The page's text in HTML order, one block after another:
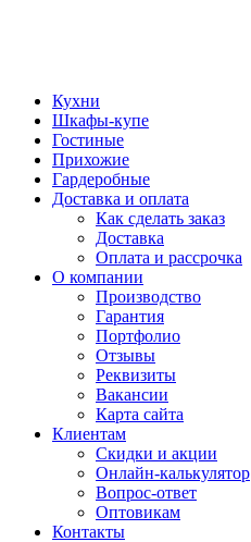
Кухни
Шкафы-купе
Гостиные
Прихожие
Гардеробные
Доставка и оплата
Как сделать заказ
Доставка
Оплата и рассрочка
О компании
Производство
Гарантия
Портфолио
Отзывы
Реквизиты
Вакансии
Карта сайта
Клиентам
Скидки и акции
Онлайн-калькулятор
Вопрос-ответ
Оптовикам
Контакты